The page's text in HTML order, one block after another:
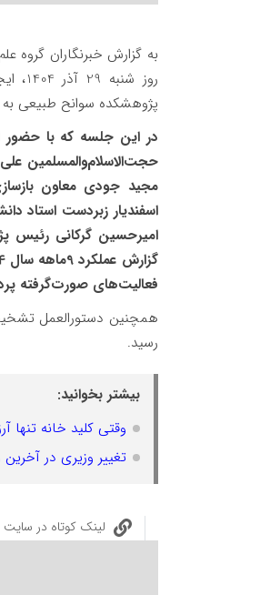
به گزارش خبرنگاران گروه
روز شنبه 29 آذر 1404، ایجاد مرکز رسانه و ارتباطات، مرکز اسناد
پژوهشکده سوانح طبیعی
در این جلسه که با حضور
حجت‌الاسلام‌والمسلمین
مجید جودی معاون
اسفندیار زبردست استاد
امیرحسین گرکانی رئیس
فعالیت‌های صورت‌گرفته
همچنین دستورالعمل
رسید.
بیشتر بخوانید:
وقتی کلید خانه تنها آرزوی جوانان
تغییر وزیری در آخرین
لینک کوتاه در